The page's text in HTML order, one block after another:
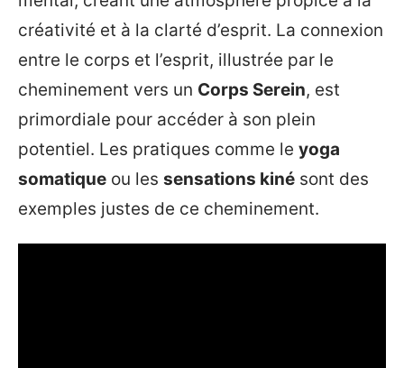
créativité et à la clarté d’esprit. La connexion
entre le corps et l’esprit, illustrée par le
cheminement vers un Corps Serein, est
primordiale pour accéder à son plein
potentiel. Les pratiques comme le yoga
somatique ou les sensations kiné sont des
exemples justes de ce cheminement.